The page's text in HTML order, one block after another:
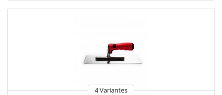
4 Variantes